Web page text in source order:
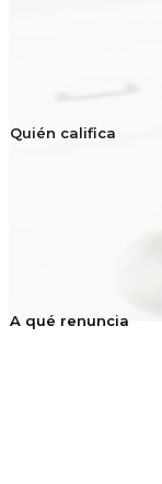
Quién califica
A qué renuncia